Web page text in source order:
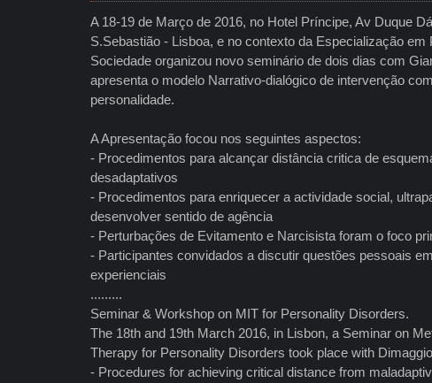
A 18-19 de Março de 2016, no Hotel Príncipe, Av Duque
S.Sebastião - Lisboa, e no contexto da Especialização em
Sociedade organizou novo seminário de dois dias com
apresenta o modelo Narrativo-dialógico de intervenção
personalidade.
A Apresentação focou nos seguintes aspectos:
- Procedimentos para alcançar distância critica de
desadaptativos
- Procedimentos para enriquecer a actividade social,
desenvolver sentido de agência
- Perturbações de Evitamento e Narcisista foram o foco
- Participantes convidados a discutir questões pessoais
experienciais
.........
Seminar & Workshop on MIT for Personality Disorders.
The 18th and 19th March 2016, in Lisbon, a Seminar on
Therapy for Personality Disorders took place with
- Procedures for achieving critical distance from